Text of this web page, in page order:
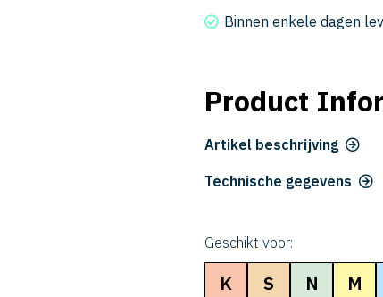
120-Binnen enkele dagen
Product
Artikel beschrijving
Technische gegevens
Geschikt voor:
K S N M